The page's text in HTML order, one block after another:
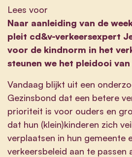
Lees voor
Naar aanleiding van de
pleit cd&v-verkeersexpert
voor de kindnorm in het
steunen we het pleidooi
Vandaag blijkt uit een
Gezinsbond dat een betere
prioriteit is voor ouders en
dat hun (klein)kinderen zich
verplaatsen in hun gemeente
verkeersbeleid aan te passen